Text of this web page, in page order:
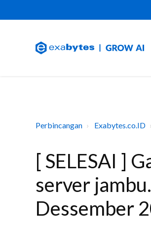
Perbincangan Exabytes.co.ID
[ SELESAI ]
server
Dessember